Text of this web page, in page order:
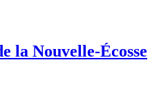
la Nouvelle-Écosse